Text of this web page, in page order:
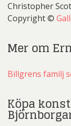
Christopher
Copyright ©
Mer om
Billgrens familj
Köpa